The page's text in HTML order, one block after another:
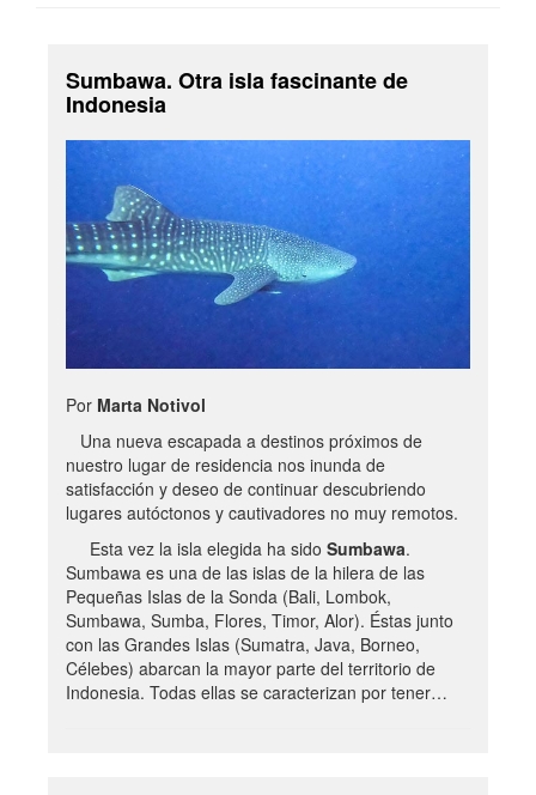
Sumbawa. Otra isla fascinante de
Indonesia
Por Marta Notivol
Una nueva escapada a destinos próximos de
nuestro lugar de residencia nos inunda de
satisfacción y deseo de continuar descubriendo
lugares autóctonos y cautivadores no muy remotos.
Esta vez la isla elegida ha sido Sumbawa.
Sumbawa es una de las islas de la hilera de las
Pequeñas Islas de la Sonda (Bali, Lombok,
Sumbawa, Sumba, Flores, Timor, Alor). Éstas junto
con las Grandes Islas (Sumatra, Java, Borneo,
Célebes) abarcan la mayor parte del territorio de
Indonesia. Todas ellas se caracterizan por tener…